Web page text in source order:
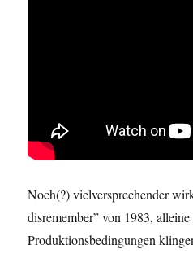
Noch(?) vielversprechender
disremember” von 1983,
Produktionsbedingungen